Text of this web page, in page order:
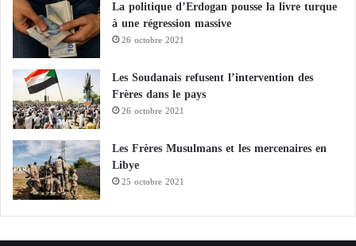
a
r
t
i
n
s
m
e
n
s
o
n
g
La politique d’Erdogan pousse la livre turque
à une régression massive
26 octobre 2021
Les Soudanais refusent l’intervention des
Frères dans le pays
26 octobre 2021
Les Frères Musulmans et les mercenaires en
Libye
25 octobre 2021